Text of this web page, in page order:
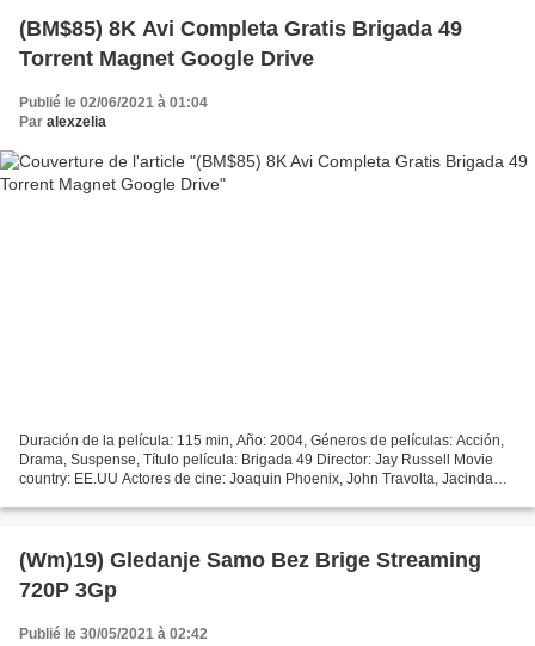
(BM$85) 8K Avi Completa Gratis Brigada 49
Torrent Magnet Google Drive
Publié le 02/06/2021 à 01:04
Par alexzelia
Duración de la película: 115 min, Año: 2004, Géneros de películas: Acción,
Drama, Suspense, Título película: Brigada 49 Director: Jay Russell Movie
country: EE.UU Actores de cine: Joaquin Phoenix, John Travolta, Jacinda
(Wm)19) Gledanje Samo Bez Brige Streaming
720P 3Gp
Publié le 30/05/2021 à 02:42